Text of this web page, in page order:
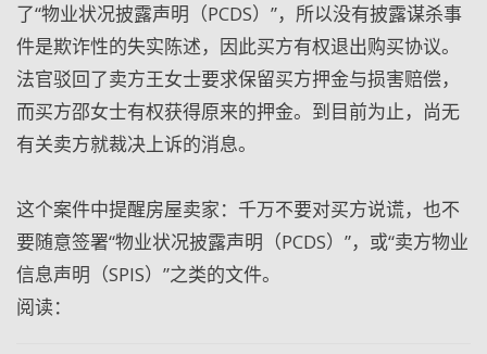
了“物业状况披露声明（PCDS）”，所以没有披露谋杀事
件是欺诈性的失实陈述，因此买方有权退出购买协议。
法官驳回了卖方王女士要求保留买方押金与损害赔偿，
而买方邵女士有权获得原来的押金。到目前为止，尚无
有关卖方就裁决上诉的消息。
这个案件中提醒房屋卖家：千万不要对买方说谎，也不
要随意签署“物业状况披露声明（PCDS）”，或“卖方物业
信息声明（SPIS）”之类的文件。
阅读：